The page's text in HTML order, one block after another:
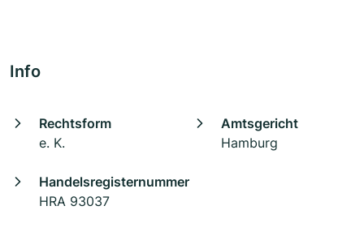
Info
Rechtsform
e. K.
Amtsgericht
Hamburg
Handelsregisternummer
HRA 93037